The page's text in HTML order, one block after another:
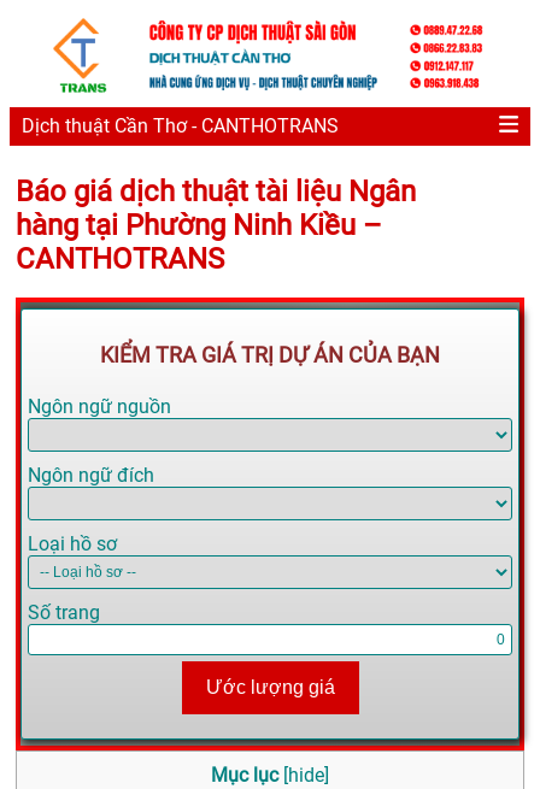
Dịch thuật Cần Thơ - CANTHOTRANS
Báo giá dịch thuật tài liệu Ngân
hàng tại Phường Ninh Kiều –
CANTHOTRANS
KIỂM TRA GIÁ TRỊ DỰ ÁN CỦA BẠN
Ngôn ngữ nguồn
Ngôn ngữ đích
Loại hồ sơ
Số trang
Ước lượng giá
Mục lục [hide]